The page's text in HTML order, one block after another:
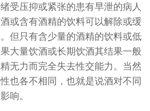
受压抑或紧张的患有早泄的病人
或含有酒精的饮料可以解除或缓
但只有含少量的酒精的饮料或低
大量饮酒或长期饮酒其结果一般
无力而完全失去性交能力。当然
也各不相同，也就是说酒对不同
响。